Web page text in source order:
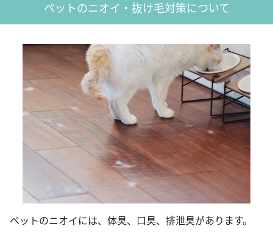
ペットのニオイ・抜け毛対策について
ペットのニオイには、体臭、口臭、排泄臭があります。